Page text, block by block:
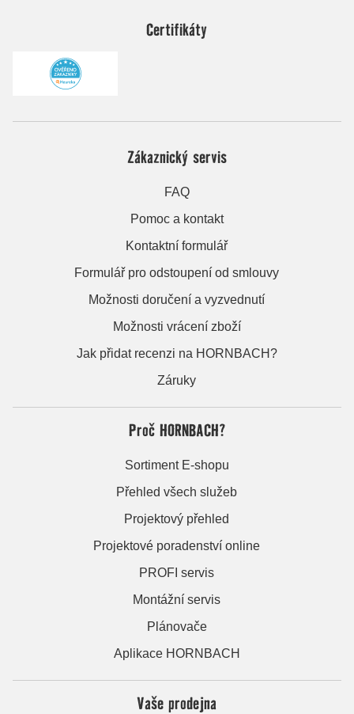
Certifikáty
Zákaznický servis
FAQ
Pomoc a kontakt
Kontaktní formulář
Formulář pro odstoupení od smlouvy
Možnosti doručení a vyzvednutí
Možnosti vrácení zboží
Jak přidat recenzi na HORNBACH?
Záruky
Proč HORNBACH?
Sortiment E-shopu
Přehled všech služeb
Projektový přehled
Projektové poradenství online
PROFI servis
Montážní servis
Plánovače
Aplikace HORNBACH
Vaše prodejna